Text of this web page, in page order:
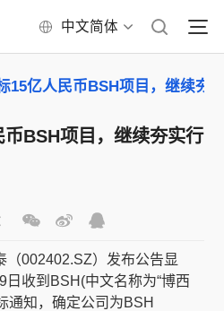
中文简体
15亿人民币BSH项目，继续夯
BSH项目，继续夯实行
002402.SZ）发布公告显
收到BSH(中文名称为“博西
通知，确定公司为BSH